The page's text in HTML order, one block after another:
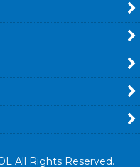
All Rights Reserved.